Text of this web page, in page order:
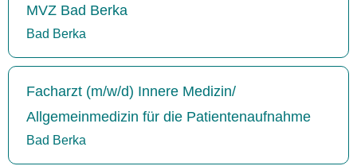
MVZ Bad Berka
Bad Berka
Facharzt (m/w/d) Innere Medizin/
Allgemeinmedizin für die Patientenaufnahme
Bad Berka